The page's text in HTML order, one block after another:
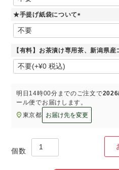
★手提げ紙袋について
(
)
【有料】お茶漬け専用茶、新潟県産
明日 14時00分 までのご注文で
ール便でお届けします。
東京都
お届け先を変更